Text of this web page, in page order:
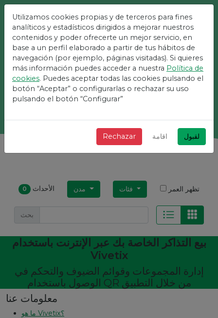
أسهل منصة للأحداث
+ سريع + بسيط ومجاني!
بحث
0 الأحداث تظهر العمر
بحث
بيع التذاكر الخاصة بك عبر الإنترنت باستخدام
Vivetix
إدارة المجموعات وقوائم الضيوف والتحكم في
الوصول باستخدام QR من خلال التطبيق
معلومات عنا
ما هو Vivetix؟
Utilizamos cookies propias y de terceros para fines
analíticos y estadísticos dirigidos a mejorar nuestros
contenidos y poder ofrecerte un mejor servicio, en
base a un perfil elaborado a partir de tus hábitos de
navegación (por ejemplo, páginas visitadas). Si quieres
más información puedes acceder a nuestra Política de
cookies. Puedes aceptar todas las cookies pulsando el
botón “Aceptar” o configurarlas o rechazar su uso
pulsando el botón “Configurar”
Rechazar اقامة لقبول